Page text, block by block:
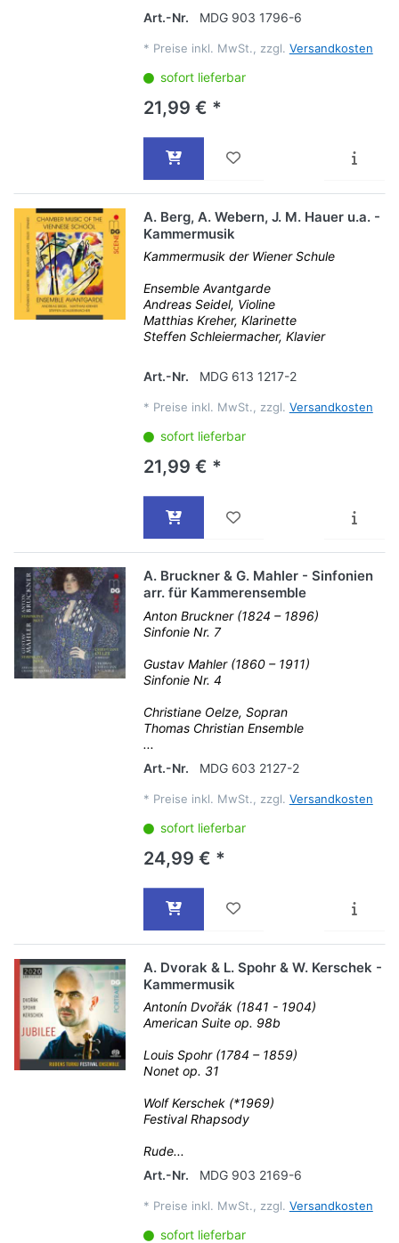
Art.-Nr.
MDG 903 1796-6
* Preise inkl. MwSt., zzgl. Versandkosten
sofort lieferbar
21,99 € *
A. Berg, A. Webern, J. M. Hauer u.a. -
Kammermusik
Kammermusik der Wiener Schule
Ensemble Avantgarde
Andreas Seidel, Violine
Matthias Kreher, Klarinette
Steffen Schleiermacher, Klavier
Art.-Nr. MDG 613 1217-2
* Preise inkl. MwSt., zzgl. Versandkosten
sofort lieferbar
21,99 € *
A. Bruckner & G. Mahler - Sinfonien
arr. für Kammerensemble
Anton Bruckner (1824 – 1896)
Sinfonie Nr. 7
Gustav Mahler (1860 – 1911)
Sinfonie Nr. 4
Christiane Oelze, Sopran
Thomas Christian Ensemble
...
Art.-Nr.
MDG 603 2127-2
* Preise inkl. MwSt., zzgl. Versandkosten
sofort lieferbar
24,99 € *
A. Dvorak & L. Spohr & W. Kerschek -
Kammermusik
Antonín Dvořák (1841 - 1904)
American Suite op. 98b
Louis Spohr (1784 – 1859)
Nonet op. 31
Wolf Kerschek (*1969)
Festival Rhapsody
Rude...
Art.-Nr.
MDG 903 2169-6
* Preise inkl. MwSt., zzgl. Versandkosten
sofort lieferbar